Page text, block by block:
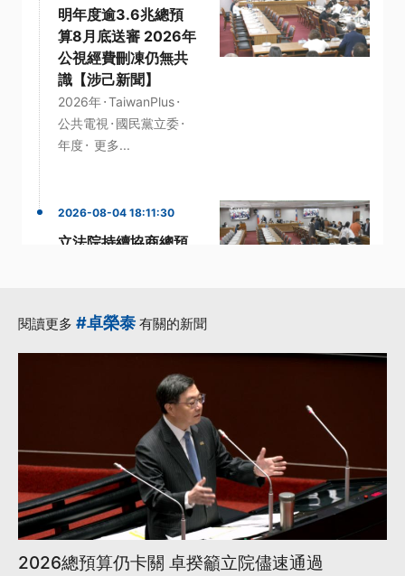
明年度逾3.6兆總預
算8月底送審 2026年
公視經費刪凍仍無共
識【涉己新聞】
2026年·TaiwanPlus·
公共電視 · 國民黨立委·
年度· 更多...
2026-08-04 18:11:30
立法院持續協商總預
TaiwanPlus·公視·呼籲·
提案·民進黨立委·
閱讀更多 #卓榮泰 有關的新聞
2026總預算仍卡關 卓揆籲立院儘速通過